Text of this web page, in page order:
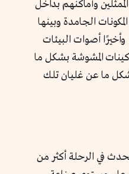
وأماكنهم بداخل
الجامدة وبينها
وأخيرًا أصوات البيئات
المشوشة بشكل ما
ما عن غليان تلك
في الرحلة أكثر من